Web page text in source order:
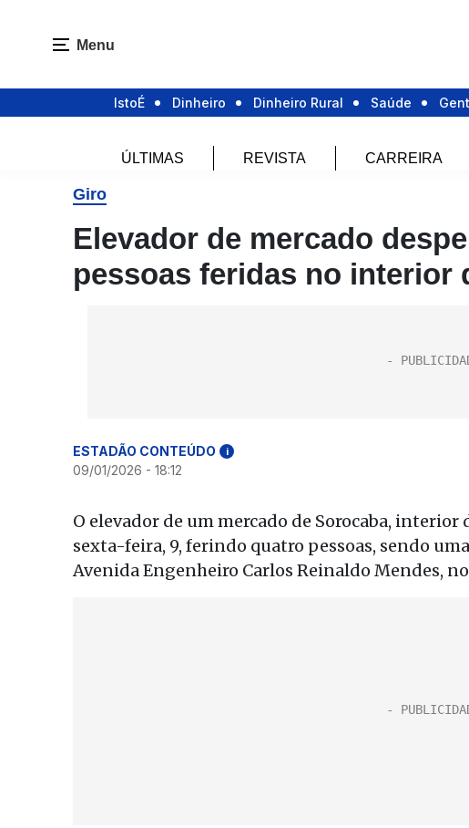
Menu
IstoÉ Dinheiro Dinheiro Rural Saúde
ÚLTIMAS REVISTA CARREIRA
Giro
Elevador de mercado
pessoas feridas no interior
ESTADÃO CONTEÚDO i
09/01/2026 - 18:12
O elevador de um mercado de Sorocaba,
sexta-feira, 9, ferindo quatro pessoas, sendo
Avenida Engenheiro Carlos Reinaldo Mendes,